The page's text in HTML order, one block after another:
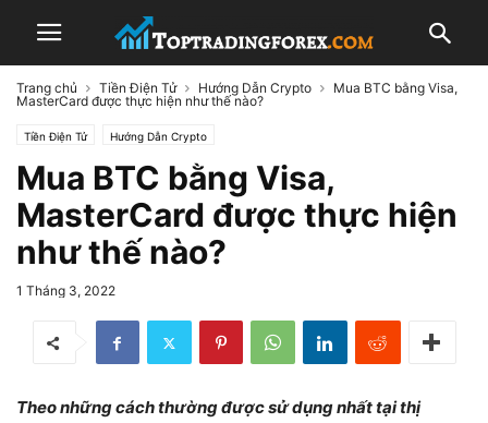
Trang chủ Tiền Điện Tử Hướng Dẫn Crypto
Mua BTC bằng Visa,
MasterCard được thực hiện như thế nào?
Tiền Điện Tử Hướng Dẫn Crypto
Mua BTC bằng Visa,
MasterCard được thực hiện
như thế nào?
1 Tháng 3, 2022
Theo những cách thường được sử dụng nhất tại thị